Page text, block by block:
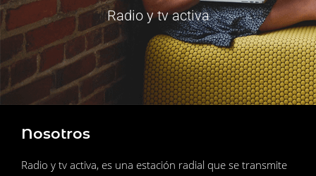
Radio y tv activa
Nosotros
Radio y tv activa, es una estación radial que se transmite